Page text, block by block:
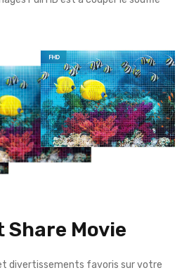
Share Movie
divertissements favoris sur votre